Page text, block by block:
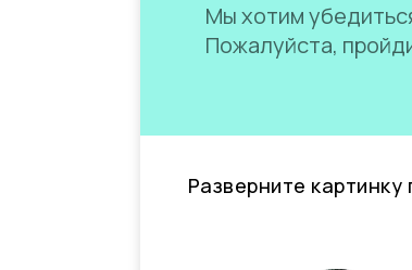
Мы хотим
Пожалуйста,
Разверните картинку